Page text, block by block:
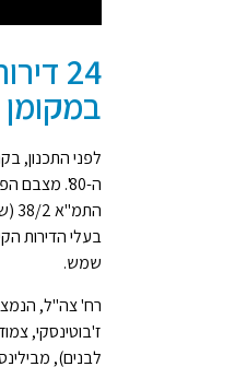
במקומן
ה-80'.
שמש.
רח' צה"ל,
ז'בוטינסקי,
לבנים),